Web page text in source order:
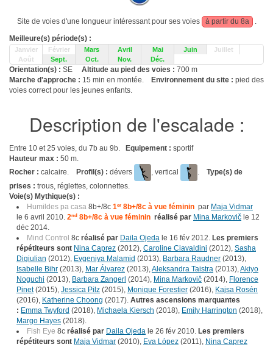
Site de voies d'une longueur intéressant pour ses voies à partir du 8a
.
Meilleure(s) période(s) :
Janvier Février Mars Avril Mai Juin
Juillet
Août
Sept. Oct. Nov. Déc.
Orientation(s) : SE Altitude au pied des voies : 700 m
Marche d'approche : 15 min en montée. Environnement du site : pied des
voies correct pour les jeunes enfants.
Description de l'escalade :
Entre 10 et 25 voies, du 7b au 9b. Equipement : sportif
Hauteur max : 50 m.
Rocher : calcaire. Profil(s) : dévers , vertical . Type(s) de
prises : trous, réglettes, colonnettes.
Voie(s) Mythique(s) :
Humildes pa casa 8b+/8c 1er 8b+/8c à vue féminin par Maja Vidmar
le 6 avril 2010. 2nd 8b+/8c à vue féminin réalisé par Mina Markovič le 12
déc 2014.
Mind Control 8c réalisé par Daila Ojeda le 16 fév 2012. Les premiers
répétiteurs sont Nina Caprez (2012), Caroline Ciavaldini (2012), Sasha
Digiulian (2012), Evgeniya Malamid (2013), Barbara Raudner (2013),
Isabelle Bihr (2013), Mar Álvarez (2013),Aleksandra Taistra (2013),Akiyo
Noguchi (2013), Barbara Zangerl (2014), Mina Markovič (2014), Florence
Pinet(2015), Jessica Pilz (2015), Monique Forestier (2016), Kajsa Rosén
(2016), Katherine Choong (2017). Autres ascensions marquantes
: Emma Twyford (2018), Michaela Kiersch (2018), Emily Harrington (2018),
Margo Hayes (2018).
Fish Eye 8c réalisé par Daila Ojeda le 26 fév 2010. Les premiers
répétiteurs sont Maja Vidmar (2010), Eva López (2011), Nina Caprez